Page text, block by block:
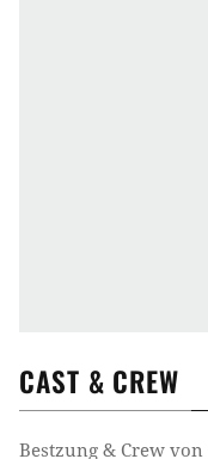
CAST & CREW
Bestzung & Crew von